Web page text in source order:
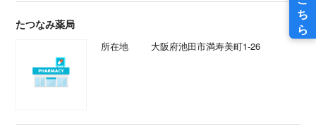
たつなみ薬局
所在地 大阪府池田市満寿美町1-26